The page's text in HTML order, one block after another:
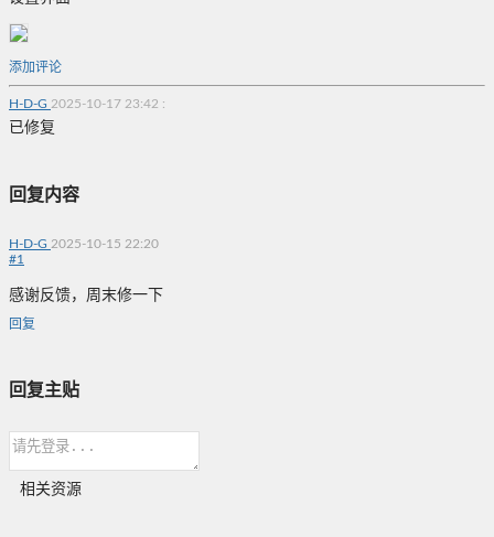
添加评论
H-D-G 2025-10-17 23:42 :
已修复
回复内容
H-D-G 2025-10-15 22:20
#1
感谢反馈，周末修一下
回复
回复主贴
相关资源